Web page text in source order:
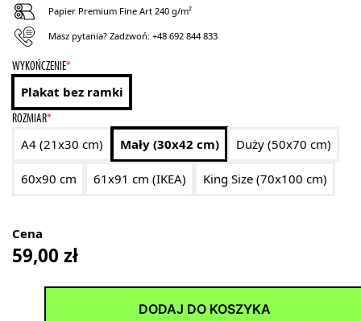
Papier Premium Fine Art 240 g/m²
Masz pytania? Zadzwoń: +48 692 844 833
*
WYKOŃCZENIE
Plakat bez ramki
*
ROZMIAR
A4 (21x30 cm) Mały (30x42 cm) Duży (50x70 cm)
60x90 cm 61x91 cm (IKEA) King Size (70x100 cm)
Cena
59,00 zł
DODAJ DO KOSZYKA